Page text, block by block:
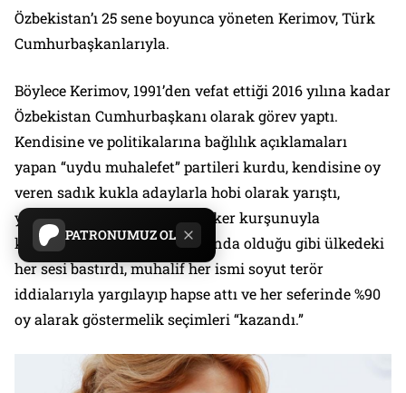
PATRONUMUZ OL
Özbekistan’ı 25 sene boyunca yöneten Kerimov, Türk
Cumhurbaşkanlarıyla.
Böylece Kerimov, 1991’den vefat ettiği 2016 yılına kadar
Özbekistan Cumhurbaşkanı olarak görev yaptı.
Kendisine ve politikalarına bağlılık açıklamaları
yapan “uydu muhalefet” partileri kurdu, kendisine oy
veren sadık kukla adaylarla hobi olarak yarıştı,
yaklaşık 1500 göstericinin asker kurşunuyla
katledildiği Andican olaylarında olduğu gibi ülkedeki
her sesi bastırdı, muhalif her ismi soyut terör
iddialarıyla yargılayıp hapse attı ve her seferinde %90
oy alarak göstermelik seçimleri “kazandı.”